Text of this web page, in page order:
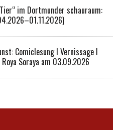
im Dortmunder schauraum:
Comiclesung I Vernissage I
Soraya am 03.09.2026